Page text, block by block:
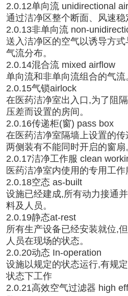
2.0.12单向流 unidirectional
通过洁净区整个断面、风速
2.0.13非单向流 non-
送入洁净区的空气以诱导方
气流分布。
2.0.14混合流 mixed airflow
单向流和非单向流组合的气流
2.0.15气锁airlock
在医药洁净室出入口,为了阻
压差而设置的房间。
2.0.16传递柜(窗) pass box
在医药洁净室隔墙上设置的
两侧装有不能同时开启的窗扇
2.0.17洁净工作服 clean
医药洁净室内使用的专用工作
2.0.18空态 as-built
设施已经建成,所有动力接通
料及人员。
2.0.19静态at-rest
所有生产设备已经安装就位,
人员在现场的状态。
2.0.20动态 In-operation
设施以规定的状态运行,有规
状态下工作
2.0.21高效空气过滤器 high